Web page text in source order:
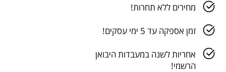
מחירים ללא תחרות!
זמן אספקה עד 5 ימי עסקים!
אחריות לשנה במעבדות היבואן
הרשמי!